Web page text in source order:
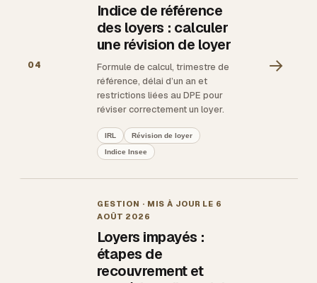
04
Indice de référence
des loyers : calculer
une révision de loyer
Formule de calcul, trimestre de
référence, délai d’un an et
restrictions liées au DPE pour
réviser correctement un loyer.
IRL Révision de loyer
Indice Insee
→
GESTION · MIS À JOUR LE 6
AOÛT 2026
Loyers impayés :
étapes de
recouvrement et